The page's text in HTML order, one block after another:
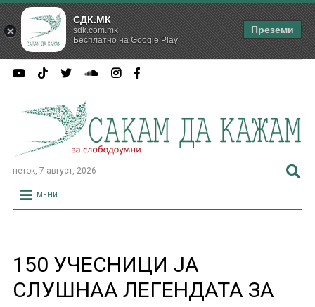
петок, 7 август, 2026
МЕНИ
150 УЧЕСНИЦИ ЈА
СЛУШНАА ЛЕГЕНДАТА ЗА
СДК.МК
sdk.com.mk
Бесплатно на Google Play
Преземи